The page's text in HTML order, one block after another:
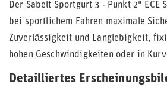
Der Sabelt Sportgurt 3 - Punkt 2"
bei sportlichem Fahren maximale
Zuverlässigkeit und Langlebigkeit,
hohen Geschwindigkeiten oder in
Detailliertes